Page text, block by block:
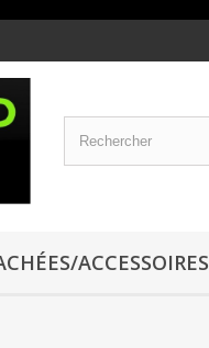
ACCESSOIRES